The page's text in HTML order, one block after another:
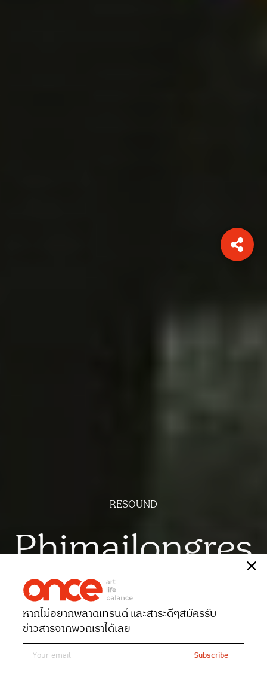
RESOUND
Phimailongres
เรื่องกชกร ด่านกระโทก
ภาพศิริน ม่วงมัน
Date 22-03-2026 Views 1675
หากไม่อยากพลาดเทรนด์ และสาระดีๆสมัครรับ
ข่าวสารจากพวกเราได้เลย